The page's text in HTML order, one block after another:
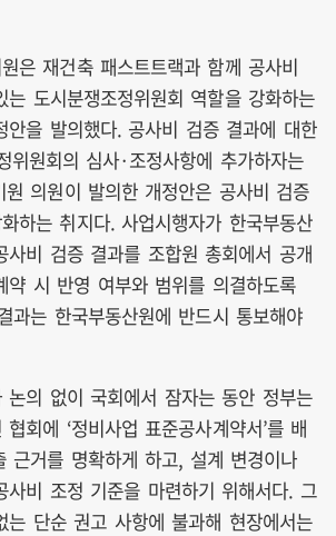
은 재건축 패스트트랙과 함께 공사비
도시분쟁조정위원회 역할을 강화하는
안을 발의했다. 공사비 검증 결과에 대한
위원회의 심사·조정사항에 추가하자는
원 의원이 발의한 개정안은 공사비 검증
하는 취지다. 사업시행자가 한국부동산
사비 검증 결과를 조합원 총회에서 공개
약 시 반영 여부와 범위를 의결하도록
과는 한국부동산원에 반드시 통보해야
논의 없이 국회에서 잠자는 동안 정부는
회에 ‘정비사업 표준공사계약서’를 배
근거를 명확하게 하고, 설계 변경이나
사비 조정 기준을 마련하기 위해서다. 그
는 단순 권고 사항에 불과해 현장에서는